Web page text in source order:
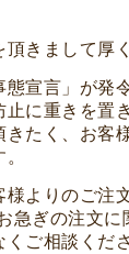
きまして厚
宣言」が発
に重きを置
たく、お客
よりのご注
急ぎの注文
ご相談くだ